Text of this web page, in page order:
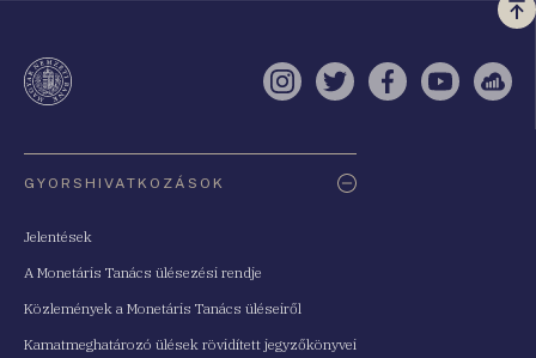
a
Instagram
TwitterFacebook
YouTube
GYORSHIVATKOZÁSOK
Jelentések
A Monetáris Tanács ülésezési rendje
Közlemények a Monetáris Tanács üléseiről
Kamatmeghatározó ülések rövidített jegyzőkönyvei